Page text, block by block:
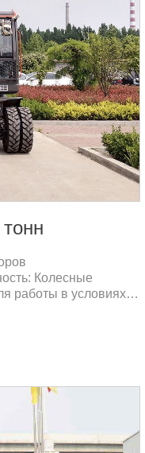
Колесные
работы в условиях
между
Быстрая
общую
Благодаря прямым
RIPPA